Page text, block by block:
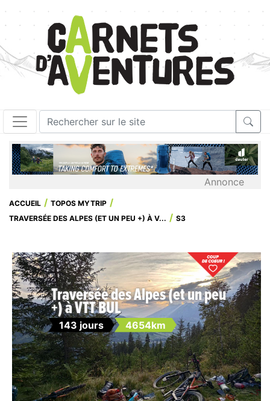
Annonce
ACCUEIL
TOPOS MYTRIP
TRAVERSÉE DES ALPES (ET UN PEU +) À V...
S3
Traversée des Alpes (et un peu
+) à VTT BUL
143 jours 4654km